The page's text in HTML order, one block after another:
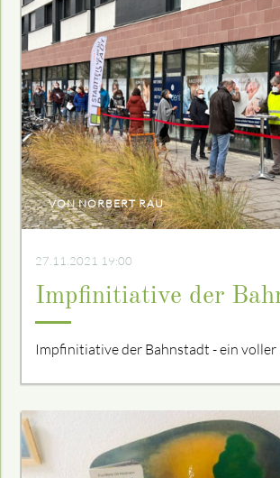
VON NORBERT RAU
27.11.2021 19:00
Impfinitiative der
Impfinitiative der Bahnstadt - ein voller